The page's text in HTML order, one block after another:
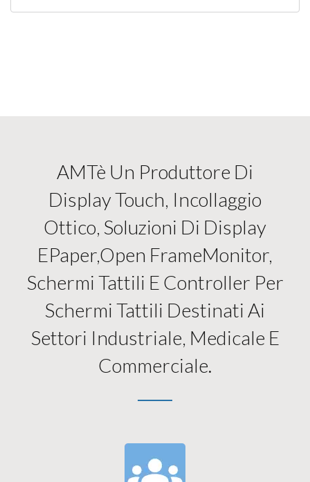
AMTè Un Produttore Di
Display Touch, Incollaggio
Ottico, Soluzioni Di Display
EPaper,open FrameMonitor,
Schermi Tattili E Controller Per
Schermi Tattili Destinati Ai
Settori Industriale, Medicale E
Commerciale.